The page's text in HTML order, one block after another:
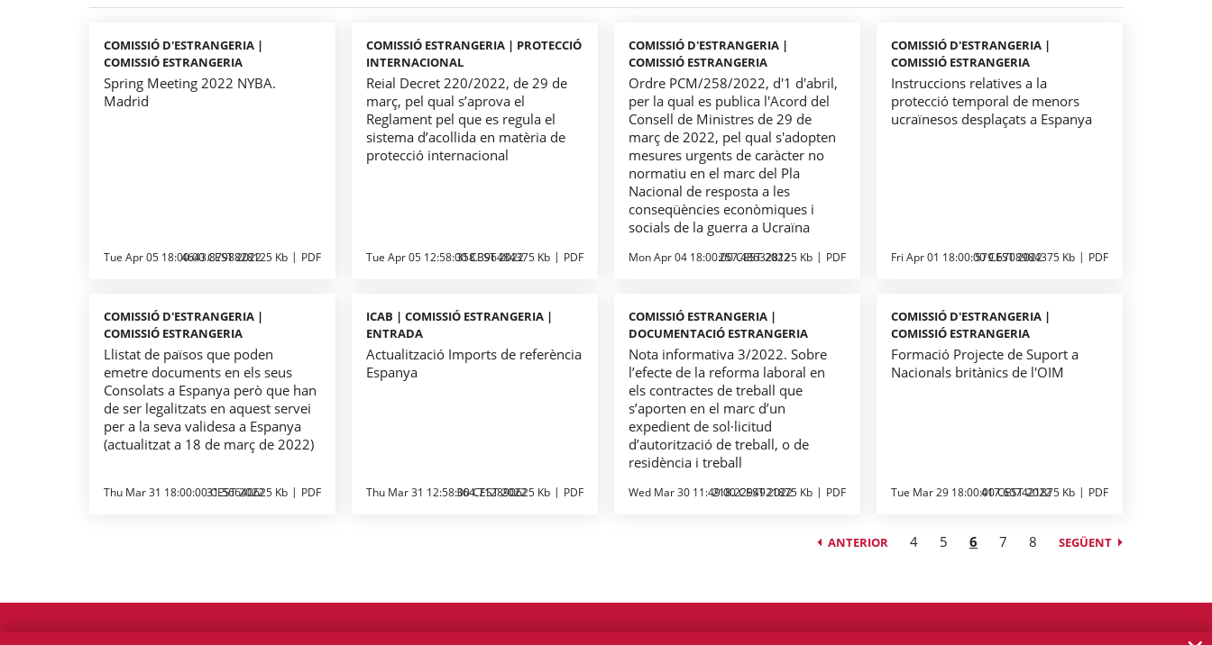
COMISSIÓ D'ESTRANGERIA |
COMISSIÓ ESTRANGERIA
Spring Meeting 2022 NYBA.
Madrid
Tue Apr 05 18:00:00 CEST 2022
4643.8798828125 Kb PDF
COMISSIÓ ESTRANGERIA | PROTECCIÓ
INTERNACIONAL
Reial Decret 220/2022, de 29 de
març, pel qual s’aprova el
Reglament pel que es regula el
sistema d’acollida en matèria de
protecció internacional
Tue Apr 05 12:58:00 CEST 2022
358.396484375 Kb PDF
COMISSIÓ D'ESTRANGERIA |
COMISSIÓ ESTRANGERIA
Ordre PCM/258/2022, d'1 d'abril,
per la qual es publica l'Acord del
Consell de Ministres de 29 de
març de 2022, pel qual s'adopten
mesures urgents de caràcter no
normatiu en el marc del Pla
Nacional de resposta a les
conseqüències econòmiques i
socials de la guerra a Ucraïna
Mon Apr 04 18:00:00 CEST 2022
257.486328125 Kb PDF
COMISSIÓ D'ESTRANGERIA |
COMISSIÓ ESTRANGERIA
Instruccions relatives a la
protecció temporal de menors
ucraïnesos desplaçats a Espanya
Fri Apr 01 18:00:00 CEST 2022
579.6708984375 Kb PDF
COMISSIÓ D'ESTRANGERIA |
COMISSIÓ ESTRANGERIA
Llistat de països que poden
emetre documents en els seus
Consolats a Espanya però que han
de ser legalitzats en aquest servei
per a la seva validesa a Espanya
(actualitzat a 18 de març de 2022)
Thu Mar 31 18:00:00 CEST 2022
31.56640625 Kb PDF
ICAB | COMISSIÓ ESTRANGERIA |
ENTRADA
Actualització Imports de referència
Espanya
Thu Mar 31 12:58:00 CEST 2022
364.712890625 Kb PDF
COMISSIÓ ESTRANGERIA |
DOCUMENTACIÓ ESTRANGERIA
Nota informativa 3/2022. Sobre
l’efecte de la reforma laboral en
els contractes de treball que
s’aporten en el marc d’un
expedient de sol·licitud
d’autorització de treball, o de
residència i treball
Wed Mar 30 11:49:00 CEST 2022
218.2294921875 Kb PDF
COMISSIÓ D'ESTRANGERIA |
COMISSIÓ ESTRANGERIA
Formació Projecte de Suport a
Nacionals britànics de l'OIM
Tue Mar 29 18:00:00 CEST 2022
417.607421875 Kb PDF
ANTERIOR 4 5 6 7 8 SEGÜENT